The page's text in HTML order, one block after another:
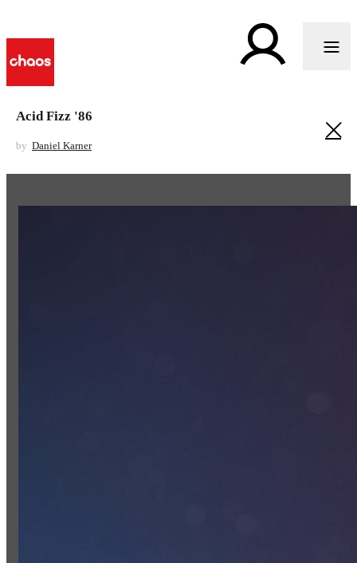
Acid Fizz '86
by Daniel Karner